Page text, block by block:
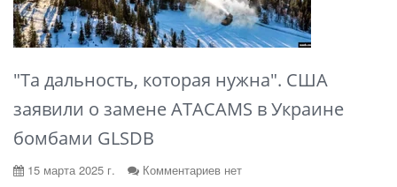
"Та дальность, которая нужна". США
заявили о замене ATACAMS в Украине
бомбами GLSDB
15 марта 2025 г.
Комментариев нет